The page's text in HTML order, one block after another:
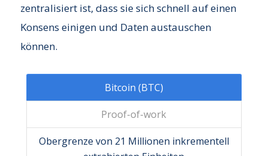
zentralisiert ist, dass sie sich schnell auf einen
Konsens einigen und Daten austauschen
können.
Bitcoin (BTC)
Proof-of-work
Obergrenze von 21 Millionen inkrementell